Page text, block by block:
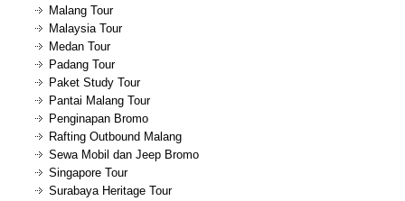
Malang Tour
Malaysia Tour
Medan Tour
Padang Tour
Paket Study Tour
Pantai Malang Tour
Penginapan Bromo
Rafting Outbound Malang
Sewa Mobil dan Jeep Bromo
Singapore Tour
Surabaya Heritage Tour